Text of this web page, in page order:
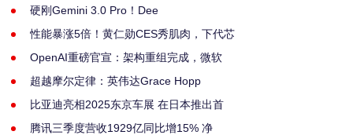
硬刚Gemini 3.0 Pro！Dee
性能暴涨5倍！黄仁勋CES秀肌肉，下代芯
OpenAI重磅官宣：架构重组完成，微软
超越摩尔定律：英伟达Grace Hopp
比亚迪亮相2025东京车展 在日本推出首
腾讯三季度营收1929亿同比增15% 净